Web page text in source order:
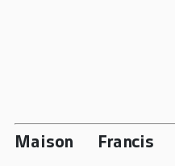
مشهورترین عطرهای Maison Francis